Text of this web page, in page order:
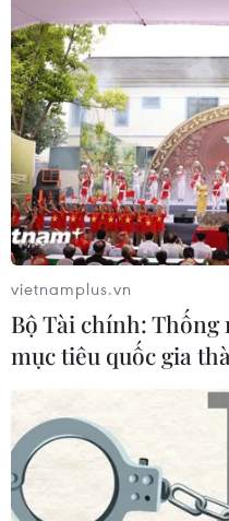
TIN CÙNG CHUYÊN
Canada áp dụng biện
thời với tủ gỗ và tủ
vietnamplus.vn
Bộ Tài chính:
mục tiêu quốc gia